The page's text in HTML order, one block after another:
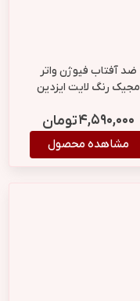
ضد آفتاب فیوژن واتر
مجیک رنگ لایت ایزدین
۴,۵۹۰,۰۰۰تومان
مشاهده محصول